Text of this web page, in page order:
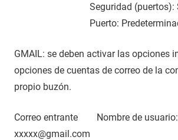
Seguridad (puertos):
Puerto:
GMAIL: se deben activar las opciones
opciones de cuentas de correo de la
propio buzón.
Correo entrante Nombre de usuario:
xxxxx@gmail.com